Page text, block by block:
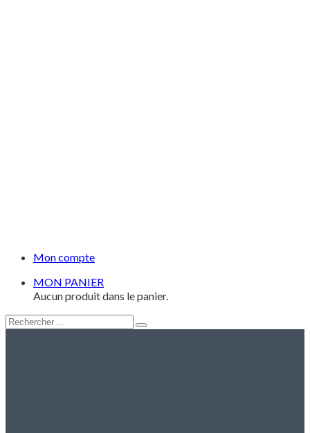
Mon compte
MON PANIER
Aucun produit dans le panier.